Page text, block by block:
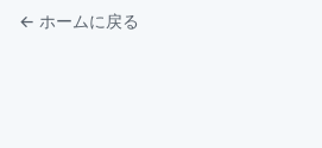
← ホームに戻る